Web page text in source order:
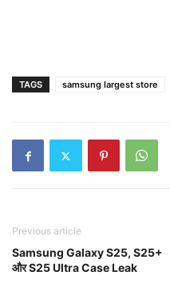
TAGS samsung largest store
Previous article
Samsung Galaxy S25, S25+
और S25 Ultra Case Leak